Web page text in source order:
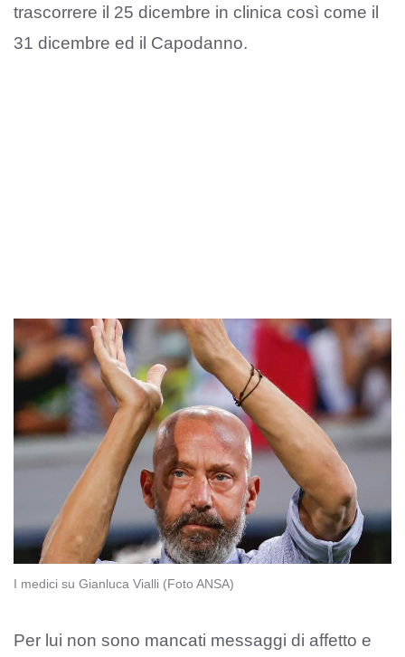
trascorrere il 25 dicembre in clinica così come il
31 dicembre ed il Capodanno.
I medici su Gianluca Vialli (Foto ANSA)
Per lui non sono mancati messaggi di affetto e